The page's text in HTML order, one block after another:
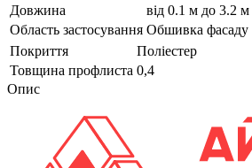
Довжина
від 0.1 м до 3.2 м
Область застосування Обшивка фасаду
Покриття
Поліестер
Товщина профлиста 0,4
Опис